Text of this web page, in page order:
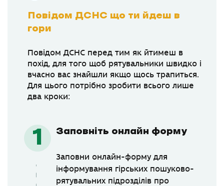
Повідом ДСНС що ти йдеш в
гори
Повідом ДСНС перед тим як йтимеш в
похід, для того щоб рятувальники швидко і
вчасно вас знайшли якщо щось трапиться.
Для цього потрібно зробити всього лише
два кроки:
Заповніть онлайн форму
Заповни онлайн-форму для
інформування гірських пошуково-
рятувальних підрозділів про